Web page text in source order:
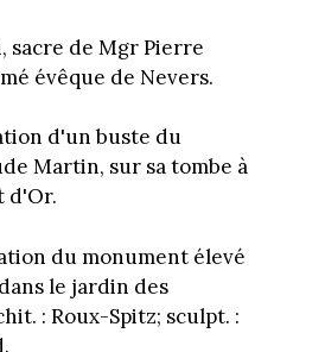
sacre de Mgr Pierre
évêque de Nevers.
d'un buste du
Martin, sur sa tombe à
d'Or.
du monument élevé
le jardin des
: Roux-Spitz; sculpt. :